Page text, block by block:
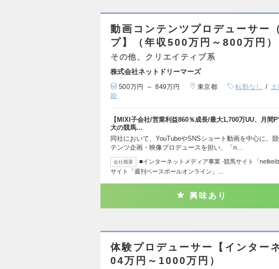
動画コンテンツプロデューサー
プ】（年収500万円～800万円）
その他、クリエイティブ系
株式会社ネットドリーマーズ
500万円 ～ 849万円 東京都 転勤なし
能
【MIXI子会社/営業利益860％成長/最大1,700万UU、月間
大の競馬…
同社において、YouTubeやSNSショート動画を中心に、
テンツ企画・映像プロデュースを担い、「n…
会社概要
■インターネットメディア事業 -競馬サイト「
サイト「週刊ベースボールオンライン」…
興味あり
体験プロデューサー【インター
04万円～1000万円）